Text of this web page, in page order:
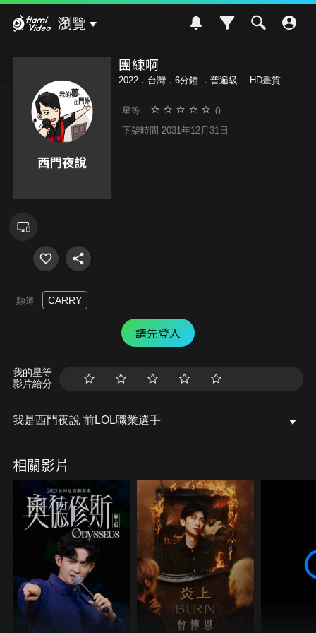
瀏覽
團練啊
2022．台灣．6分鐘 ． 普遍級 ．HD畫質
星等 0
下架時間 2031年12月31日
頻道 CARRY
請先登入
我的星等
影片給分
我是西門夜說 前LOL職業選手
相關影片